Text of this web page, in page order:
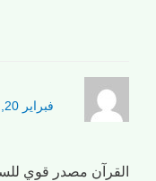
فبراير 20, 2023 الساعة 8:35 ص
القرآن مصدر قوي